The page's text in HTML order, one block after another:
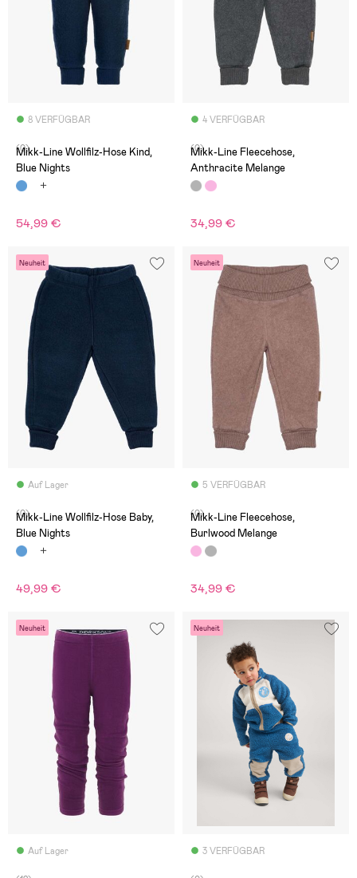
8 VERFÜGBAR
(0)
Mikk-Line Wollfilz-Hose Kind,
Blue Nights
54,99 €
4 VERFÜGBAR
(0)
Mikk-Line Fleecehose,
Anthracite Melange
34,99 €
Neuheit
Auf Lager
(0)
Mikk-Line Wollfilz-Hose Baby,
Blue Nights
49,99 €
Neuheit
5 VERFÜGBAR
(0)
Mikk-Line Fleecehose,
Burlwood Melange
34,99 €
Neuheit
Auf Lager
Neuheit
3 VERFÜGBAR